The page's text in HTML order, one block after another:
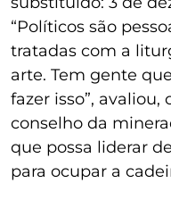
“Políticos são
tratadas com a
arte. Tem gente
fazer isso”,
conselho da
que possa liderar
para ocupar a